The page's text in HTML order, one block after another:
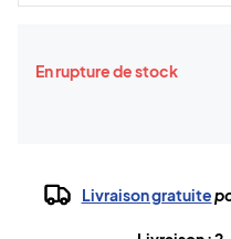
En rupture de stock
Livraison gratuite